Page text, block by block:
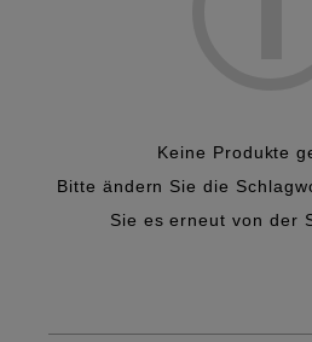
Keine Produkte
Bitte ändern Sie die
Sie es erneut von der